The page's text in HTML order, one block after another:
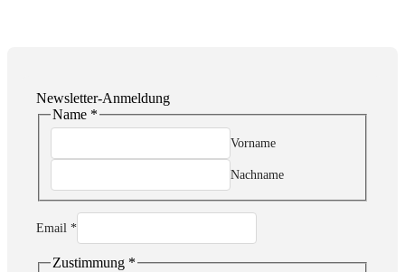
Newsletter-Anmeldung
Name *
Vorname
Nachname
Zustimmung
Email
Email *
Zustimmung *